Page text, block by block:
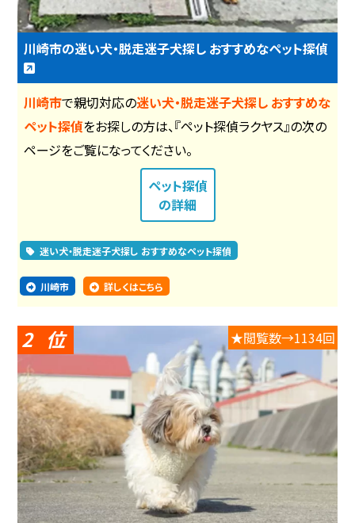
川崎市の迷い犬・脱走迷子犬探し おすすめなペット探偵
川崎市で親切対応の迷い犬・脱走迷子犬探し おすすめな
ペット探偵をお探しの方は、『ペット探偵ラクヤス』の次の
ページをご覧になってください。
ペット探偵
の詳細
迷い犬・脱走迷子犬探し おすすめなペット探偵
川崎市 詳しくはこちら
2 ★閲覧数→1134回